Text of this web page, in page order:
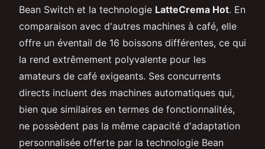
Bean Switch et la technologie LatteCrema Hot. En
comparaison avec d'autres machines à café, elle
offre un éventail de 16 boissons différentes, ce qui
la rend extrêmement polyvalente pour les
amateurs de café exigeants. Ses concurrents
directs incluent des machines automatiques qui,
bien que similaires en termes de fonctionnalités,
ne possèdent pas la même capacité d'adaptation
personnalisée offerte par la technologie Bean